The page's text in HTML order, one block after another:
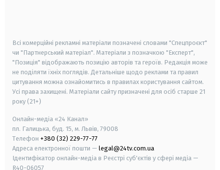
Всі комерційні рекламні матеріали позначені словами "Спецпроєкт"
чи "Партнерський матеріал". Матеріали з позначкою "Експерт",
"Позиція" відображають позицію авторів та героїв. Редакція може
не поділяти їхніх поглядів. Детальніше щодо реклами та правил
цитування можна ознайомитись в правилах користування сайтом.
Усі права захищені. Матеріали сайту призначені для осіб старше 21
року (21+)
Онлайн-медіа «24 Канал»
пл. Галицька, буд. 15, м. Львів, 79008
Телефон +380 (32) 229-77-77
Адреса електронної пошти — legal@24tv.com.ua
Ідентифікатор онлайн-медіа в Реєстрі суб'єктів у сфері медіа —
R40-06057